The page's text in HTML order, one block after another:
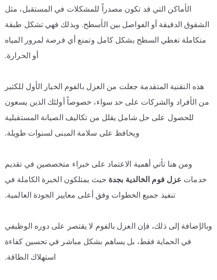
الأماكن التي قد تكون مصدراً للمشكلات في المستقبل، مثل
الشقوق الدقيقة أو الفواصل بين الأسطح. وبذلك فهي تشكل طبقة
متكاملة تغطي السطح بشكل كامل وتمنع أي فرصة لمرور المياه
أو الحرارة.
هذه التقنية المتقدمة جعلت من العزل بالفوم الخيار الأول للكثير
من الأفراد والشركات على حد سواء، خصوصاً أولئك الذين يسعون
للحصول على حل شامل يقلل من تكاليف الصيانة المستقبلية
ويحافظ على سلامة المبنى لسنوات طويلة.
ومن هنا تأتي أهمية الاعتماد على خبراء متخصصين في تقديم
خدمات عزل فوم الخالدية بجدة حيث يمتلكون الخبرة الكاملة في
تنفيذ جميع الخطوات وفق أعلى معايير الجودة العالمية.
وبالإضافة إلى ذلك، فإن العزل بالفوم لا يقتصر على دوره الوظيفي
في الحماية فقط، بل يساهم بشكل مباشر في تحسين كفاءة
استهلاك الطاقة.